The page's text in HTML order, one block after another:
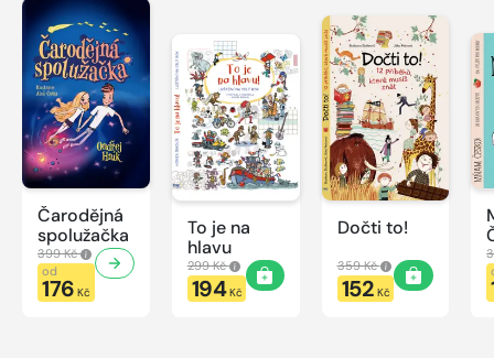
Čarodějná
spolužačka
399 Kč
od
176 Kč
To je na
hlavu
299 Kč
194Kč
Dočti to!
359 Kč
152 Kč